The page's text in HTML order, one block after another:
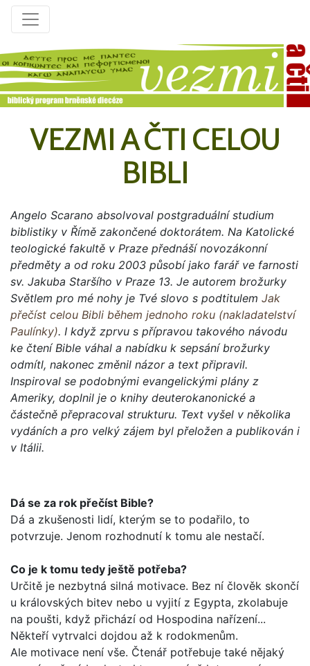
VEZMI A ČTI CELOU
BIBLI
Angelo Scarano absolvoval postgraduální studium
biblistiky v Římě zakončené doktorátem. Na Katolické
teologické fakultě v Praze přednáší novozákonní
předměty a od roku 2003 působí jako farář ve farnosti
sv. Jakuba Staršího v Praze 13. Je autorem brožurky
Světlem pro mé nohy je Tvé slovo s podtitulem Jak
přečíst celou Bibli během jednoho roku (nakladatelství
Paulínky). I když zprvu s přípravou takového návodu
ke čtení Bible váhal a nabídku k sepsání brožurky
odmítl, nakonec změnil názor a text připravil.
Inspiroval se podobnými evangelickými plány z
Ameriky, doplnil je o knihy deuterokanonické a
částečně přepracoval strukturu. Text vyšel v několika
vydáních a pro velký zájem byl přeložen a publikován i
v Itálii.
Dá se za rok přečíst Bible?
Dá a zkušenosti lidí, kterým se to podařilo, to
potvrzuje. Jenom rozhodnutí k tomu ale nestačí.
Co je k tomu tedy ještě potřeba?
Určitě je nezbytná silná motivace. Bez ní člověk skončí
u krá­lovských bitev nebo u vyjití z Egypta, zkolabuje
na poušti, když přichází od Hospodina nařízení...
Někteří vytrvalci dojdou až k rodokmenům.
Ale motivace není vše. Čtenář potřebuje také nějaký